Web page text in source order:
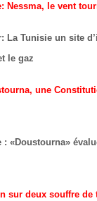
Nessma, le vent
La Tunisie un site
le gaz
une
: «Doustourna»
sur deux souffre de